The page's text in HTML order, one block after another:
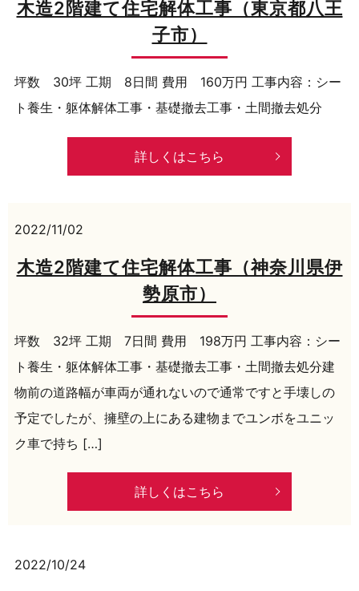
木造2階建て住宅解体工事（東京都八王
子市）
坪数 30坪 工期 8日間 費用 160万円 工事内容：シー
ト養生・躯体解体工事・基礎撤去工事・土間撤去処分
詳しくはこちら
2022/11/02
木造2階建て住宅解体工事（神奈川県伊
勢原市）
坪数 32坪 工期 7日間 費用 198万円 工事内容：シー
ト養生・躯体解体工事・基礎撤去工事・土間撤去処分建
物前の道路幅が車両が通れないので通常ですと手壊しの
予定でしたが、擁壁の上にある建物までユンボをユニッ
ク車で持ち […]
詳しくはこちら
2022/10/24